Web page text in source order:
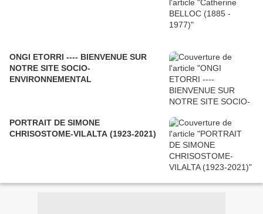
ONGI ETORRI ---- BIENVENUE SUR
NOTRE SITE SOCIO-
ENVIRONNEMENTAL
PORTRAIT DE SIMONE
CHRISOSTOME-VILALTA (1923-2021)